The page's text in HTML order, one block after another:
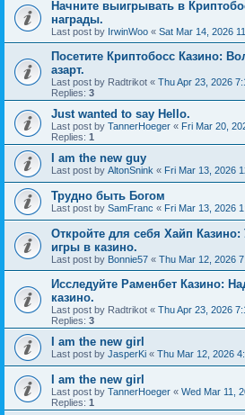
Начните выигрывать в
награды.
Last post by IrwinWoo « Sat Mar 14, 2026
Посетите Криптобосс Казино:
азарт.
Last post by Radtrikot « Thu Apr 23, 2026
Replies: 3
Just wanted to say Hello.
Last post by TannerHoeger « Fri Mar 20,
Replies: 1
I am the new guy
Last post by AltonSnink « Fri Mar 13, 2026
Трудно быть Богом
Last post by SamFranc « Fri Mar 13, 2026
Откройте для себя Хайп
игры в казино.
Last post by Bonnie57 « Thu Mar 12, 2026
Исследуйте Раменбет Казино:
казино.
Last post by Radtrikot « Thu Apr 23, 2026
Replies: 3
I am the new girl
Last post by JasperKi « Thu Mar 12, 2026
I am the new girl
Last post by TannerHoeger « Wed Mar 11,
Replies: 1